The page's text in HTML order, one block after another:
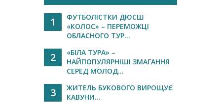
1
ФУТБОЛІСТКИ ДЮСШ
«КОЛОС» – ПЕРЕМОЖЦІ
ОБЛАСНОГО ТУР...
2
«БІЛА ТУРА» –
НАЙПОПУЛЯРНІШІ ЗМАГАННЯ
СЕРЕД МОЛОД...
3
ЖИТЕЛЬ БУКОВОГО ВИРОЩУЄ
КАВУНИ...